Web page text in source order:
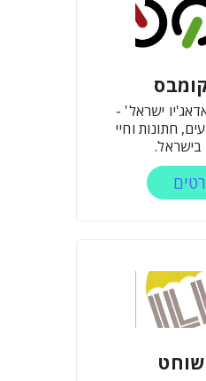
ישראל' -
חתונות וחיי
בישראל.